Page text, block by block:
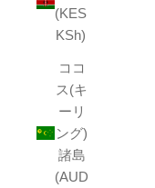
(KES
KSh)
ココ
ス(キ
ーリ
ング)
諸島
(AUD